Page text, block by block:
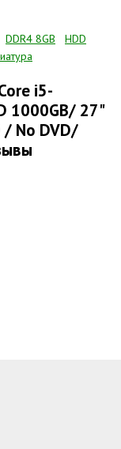
DDR4 8GB
HDD
i5-
1000GB/ 27"
/ No DVD/